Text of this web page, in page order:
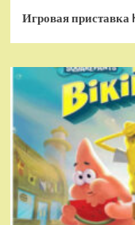
Игровая приставка